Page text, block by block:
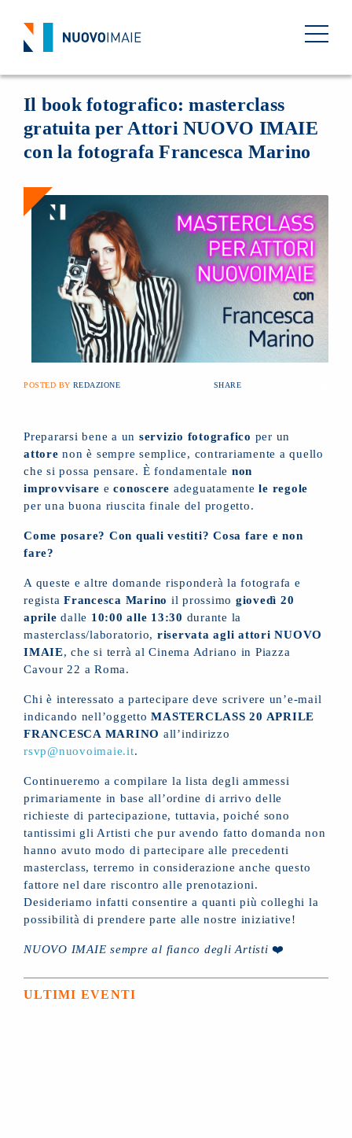
Il book fotografico: masterclass
gratuita per Attori NUOVO IMAIE
con la fotografa Francesca Marino
POSTED BY REDAZIONE SHARE
Prepararsi bene a un servizio fotografico per un
attore non è sempre semplice, contrariamente a quello
che si possa pensare. È fondamentale non
improvvisare econoscere adeguatamentele regole
per una buona riuscita finale del progetto.
Come posare? Con quali vestiti? Cosa fare e non
fare?
A queste e altre domande risponderà la fotografa e
regista Francesca Marino il prossimo giovedì 20
aprile dalle 10:00 alle 13:30 durante la
masterclass/laboratorio, riservata agli attori NUOVO
IMAIE, che si terrà al Cinema Adriano in Piazza
Cavour 22 a Roma.
Chi è interessato a partecipare deve scrivere un’e-mail
indicando nell’oggettoMASTERCLASS 20 APRILE
FRANCESCA MARINO all’indirizzo
rsvp@nuovoimaie.it.
Continueremo a compilare la lista degli ammessi
primariamente in base all’ordine di arrivo delle
richieste di partecipazione, tuttavia, poiché sono
tantissimi gli Artisti che pur avendo fatto domanda non
hanno avuto modo di partecipare alle precedenti
masterclass, terremo in considerazione anche questo
fattore nel dare riscontro alle prenotazioni.
Desideriamo infatti consentire a quanti più colleghi la
possibilità di prendere parte alle nostre iniziative!
NUOVO IMAIE sempre al fianco degli Artisti ❤️
ULTIMI EVENTI